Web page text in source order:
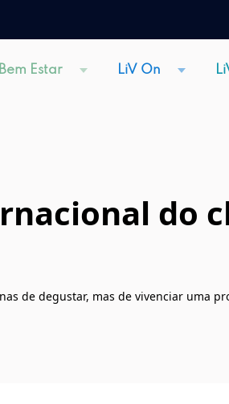
Estar LiV On
do
de degustar, mas de vivenciar uma